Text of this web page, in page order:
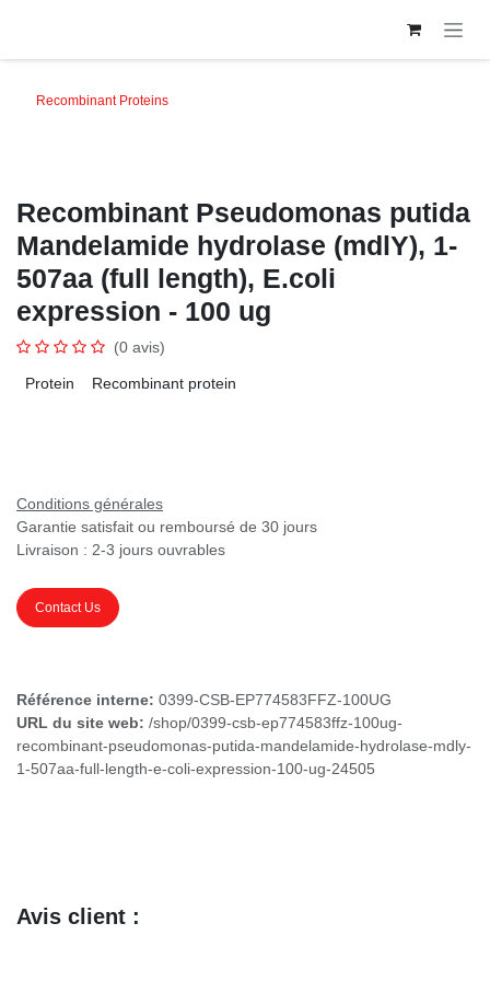
Recombinant Proteins
Recombinant Pseudomonas putida
Mandelamide hydrolase (mdlY), 1-
507aa (full length), E.coli
expression - 100 ug
(0 avis)
Protein Recombinant protein
Conditions générales
Garantie satisfait ou remboursé de 30 jours
Livraison : 2-3 jours ouvrables
Contact Us
Référence interne: 0399-CSB-EP774583FFZ-100UG
URL du site web: /shop/0399-csb-ep774583ffz-100ug-
recombinant-pseudomonas-putida-mandelamide-hydrolase-mdly-
1-507aa-full-length-e-coli-expression-100-ug-24505
Avis client :